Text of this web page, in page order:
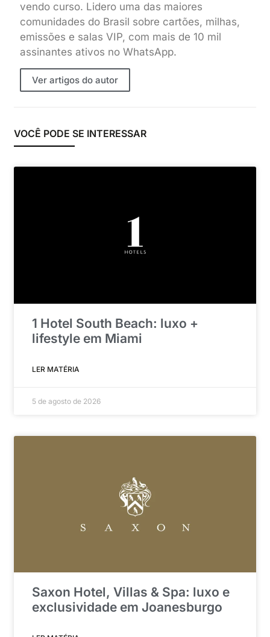
vendo curso. Lidero uma das maiores
comunidades do Brasil sobre cartões, milhas,
emissões e salas VIP, com mais de 10 mil
assinantes ativos no WhatsApp.
Ver artigos do autor
VOCÊ PODE SE INTERESSAR
1 Hotel South Beach: luxo +
lifestyle em Miami
LER MATÉRIA
5 de agosto de 2026
Saxon Hotel, Villas & Spa: luxo e
exclusividade em Joanesburgo